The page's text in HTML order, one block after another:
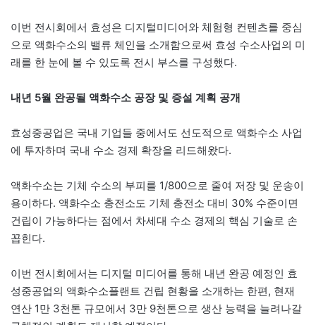
이번 전시회에서 효성은 디지털미디어와 체험형 컨텐츠를 중심
으로 액화수소의 밸류 체인을 소개함으로써 효성 수소사업의 미
래를 한 눈에 볼 수 있도록 전시 부스를 구성했다.
내년 5월 완공될 액화수소 공장 및 증설 계획 공개
효성중공업은 국내 기업들 중에서도 선도적으로 액화수소 사업
에 투자하며 국내 수소 경제 확장을 리드해왔다.
액화수소는 기체 수소의 부피를 1/800으로 줄여 저장 및 운송이
용이하다. 액화수소 충전소도 기체 충전소 대비 30% 수준이면
건립이 가능하다는 점에서 차세대 수소 경제의 핵심 기술로 손
꼽힌다.
이번 전시회에서는 디지털 미디어를 통해 내년 완공 예정인 효
성중공업의 액화수소플랜트 건립 현황을 소개하는 한편, 현재
연산 1만 3천톤 규모에서 3만 9천톤으로 생산 능력을 늘려나갈